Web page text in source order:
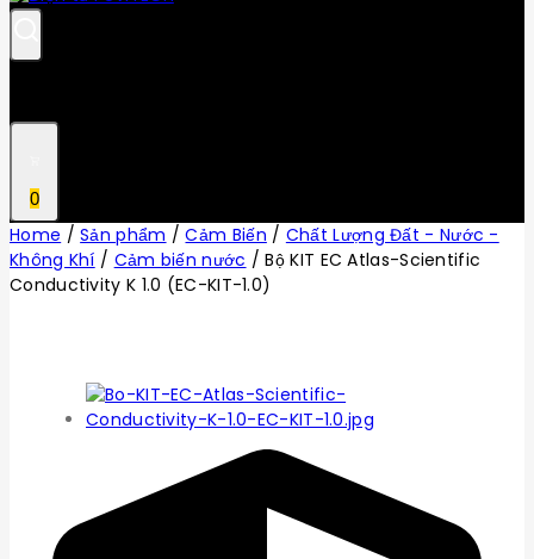
0
Home / Sản phẩm / Cảm Biến / Chất Lượng Đất - Nước -
Không Khí / Cảm biến nước / Bộ KIT EC Atlas-Scientific
Conductivity K 1.0 (EC-KIT-1.0)